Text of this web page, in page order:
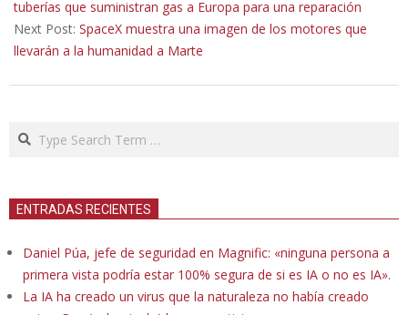
04
tuberías que suministran gas a Europa para una reparación
Next Post: SpaceX muestra una imagen de los motores que
llevarán a la humanidad a Marte
Search
ENTRADAS RECIENTES
Daniel Púa, jefe de seguridad en Magnific: «ninguna persona a
primera vista podría estar 100% segura de si es IA o no es IA».
La IA ha creado un virus que la naturaleza no había creado